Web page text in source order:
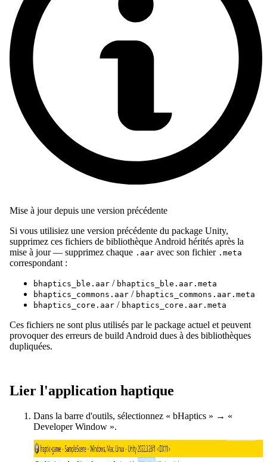
Mise à jour depuis une version précédente
Si vous utilisiez une version précédente du package Unity,
supprimez ces fichiers de bibliothèque Android hérités après la
mise à jour — supprimez chaque .aar avec son fichier .meta
correspondant :
bhaptics_ble.aar / bhaptics_ble.aar.meta
bhaptics_commons.aar / bhaptics_commons.aar.meta
bhaptics_core.aar / bhaptics_core.aar.meta
Ces fichiers ne sont plus utilisés par le package actuel et peuvent
provoquer des erreurs de build Android dues à des bibliothèques
dupliquées.
Lier l'application haptique
Dans la barre d'outils, sélectionnez « bHaptics » → «
Developer Window ».